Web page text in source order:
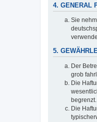
4. GENERAL
Sie
5.
Der
grob
Die
Die